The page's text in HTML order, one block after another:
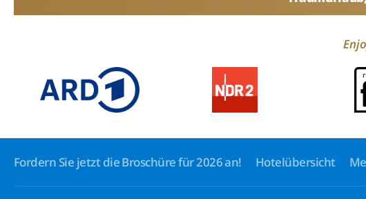
Fordern Sie jetzt die Broschüre für 2026 an! Hotelübersicht